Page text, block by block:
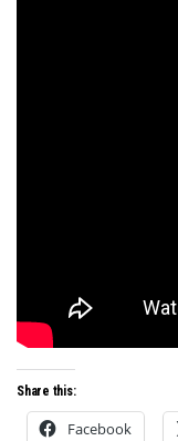
Share this:
Facebook